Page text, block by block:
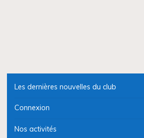
Les dernières nouvelles du club
Connexion
Nos activités